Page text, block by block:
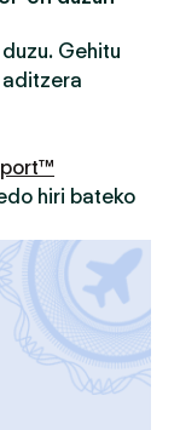
Gehitu
hiri bateko